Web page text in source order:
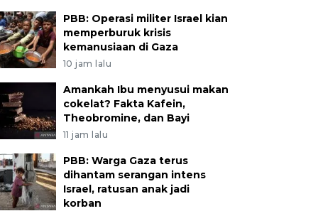
PBB: Operasi militer Israel kian
memperburuk krisis
kemanusiaan di Gaza
10 jam lalu
Amankah Ibu menyusui makan
cokelat? Fakta Kafein,
Theobromine, dan Bayi
11 jam lalu
PBB: Warga Gaza terus
dihantam serangan intens
Israel, ratusan anak jadi
korban